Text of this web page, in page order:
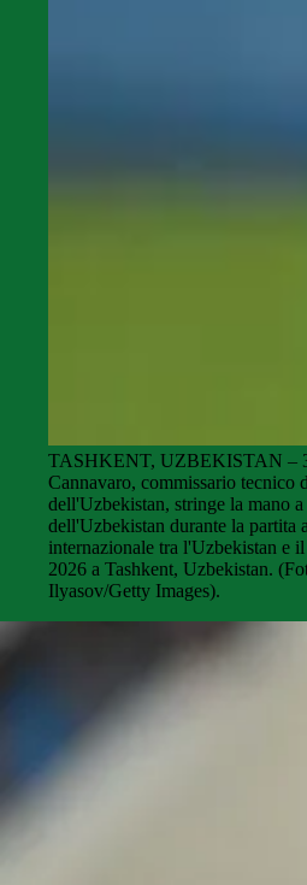
TASHKENT, UZBEKISTAN –
Cannavaro, commissario tecnico
dell'Uzbekistan, stringe la mano
dell'Uzbekistan durante la partita
internazionale tra l'Uzbekistan e
2026 a Tashkent, Uzbekistan.
Ilyasov/Getty Images).